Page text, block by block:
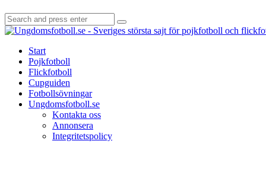
Search
for:
Search
Start
Pojkfotboll
Flickfotboll
Cupguiden
Fotbollsövningar
Ungdomsfotboll.se
Kontakta oss
Annonsera
Integritetspolicy